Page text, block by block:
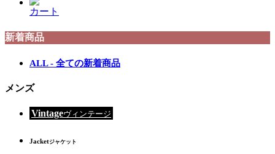
カート
新着商品
ALL - 全ての新着商品
メンズ
Vintageヴィンテージ
Jacketジャケット